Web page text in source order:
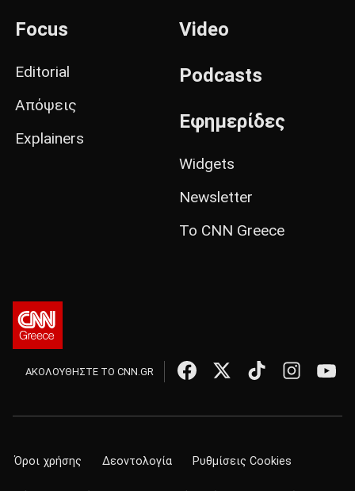
Focus
Editorial
Απόψεις
Explainers
Video
Podcasts
Εφημερίδες
Widgets
Newsletter
Το CNN Greece
ΑΚΟΛΟΥΘΗΣΤΕ ΤΟ CNN.GR
Όροι χρήσης Δεοντολογία Ρυθμίσεις Cookies